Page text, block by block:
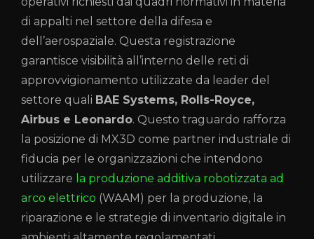
di appalti nel settore della difesa e
dell’aerospaziale. Questa registrazione
garantisce visibilità all’interno delle reti di
approvvigionamento utilizzate da leader del
settore quali BAE Systems, Rolls-Royce,
Airbus e Leonardo. Questo traguardo rafforza
la posizione di MX3D come partner industriale di
fiducia per le organizzazioni che intendono
utilizzare la produzione additiva robotizzata ad
arco elettrico (WAAM) per la produzione, la
riparazione e le strategie di inventario digitale in